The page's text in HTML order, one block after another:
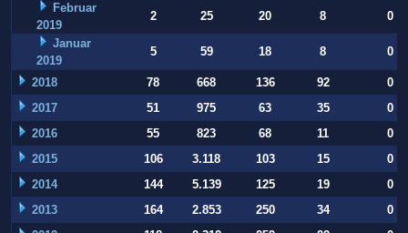
Februar
2019
2 25 20 8
0
Januar
2019
5 59 18 8 0
2018 78 668 136 92
0
2017
51 975 63 35
0
2016
55 823 68 11
0
2015
106 3.118 103 15
0
2014
144 5.139 125 19
0
2013
164 2.853 250 34
0